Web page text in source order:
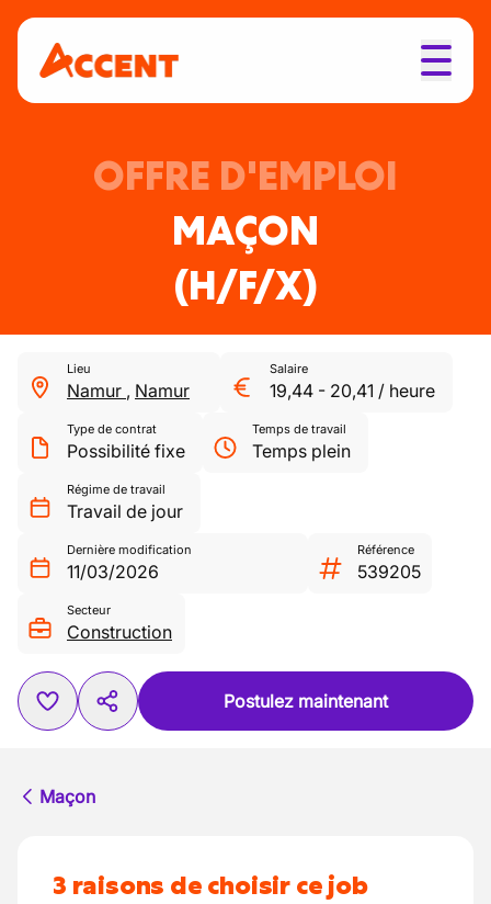
OFFRE D'EMPLOI
MAÇON
(H/F/X)
Lieu
Namur , Namur
Salaire
19,44 - 20,41 / heure
Type de contrat
Possibilité fixe
Temps de travail
Temps plein
Régime de travail
Travail de jour
Dernière modification
11/03/2026
Référence
539205
Secteur
Construction
Postulez maintenant
Maçon
3 raisons de choisir ce job